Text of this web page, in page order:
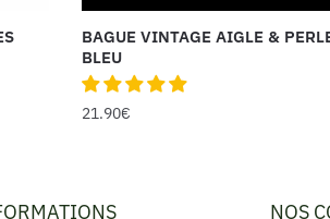
BAGUE VINTAGE AIGLE &
BLEU
21.90€
NOS